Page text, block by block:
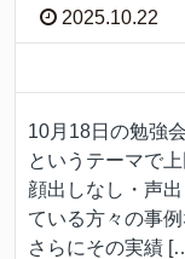
2025.10.22
10月18日の勉強
というテーマで
顔出しなし・声
ている方々の事
さらにその実績